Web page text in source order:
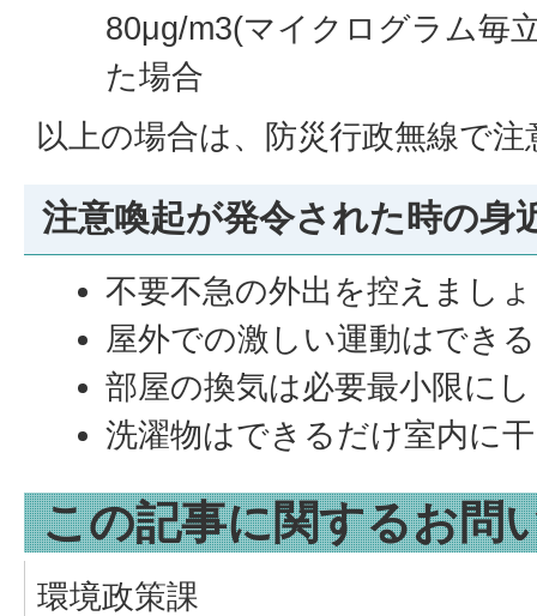
80μg/m3(マイクログラム毎
た場合
以上の場合は、防災行政無線で
注意喚起が発令された時の身
不要不急の外出を控えまし
屋外での激しい運動はでき
部屋の換気は必要最小限に
洗濯物はできるだけ室内に
この記事に関するお問
環境政策課